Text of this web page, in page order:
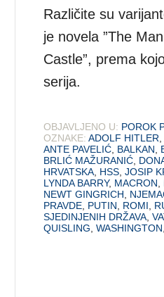
Različite su
je novela ”The
Castle”, prema
serija.
OBJAVLJENO U: POROK
OZNAKE: ADOLF HITLER
ANTE PAVELIĆ BALKAN
BRLIĆ MAŽURANIĆ
HRVATSKA HSS ,JOSIP
LYNDA BARRY, MACRON
NEWT GINGRICH
PRAVDE PUTIN ROMI
SJEDINJENIH DRŽAVA ,
QUISLING ,WASHINGTON